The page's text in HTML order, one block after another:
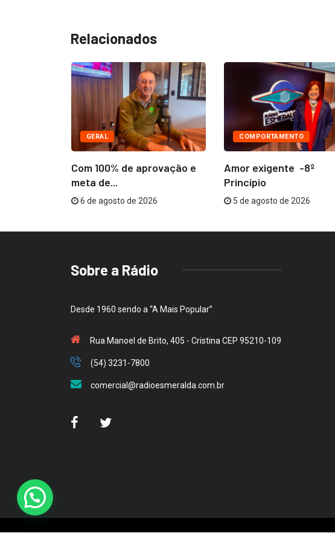
Relacionados
GERAL
Com 100% de aprovação e
meta de...
6 de agosto de 2026
COMPORTAMENTO
Amor exigente -8º
Princípio
5 de agosto de 2026
Sobre a Rádio
Desde 1960 sendo a “A Mais Popular”.
Rua Manoel de Brito, 405 - Cristina CEP 95210-109
(54) 3231-7800
comercial@radioesmeralda.com.br